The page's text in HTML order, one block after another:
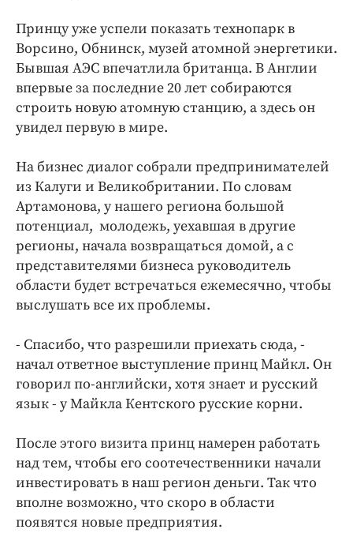
Работодатель года
Принцу уже успели показать технопарк в
Ворсино, Обнинск, музей атомной энергетики.
Бывшая АЭС впечатлила британца. В Англии
впервые за последние 20 лет собираются
строить новую атомную станцию, а здесь он
увидел первую в мире.
На бизнес диалог собрали предпринимателей
из Калуги и Великобритании. По словам
Артамонова, у нашего региона большой
потенциал, молодежь, уехавшая в другие
регионы, начала возвращаться домой, а с
представителями бизнеса руководитель
области будет встречаться ежемесячно, чтобы
выслушать все их проблемы.
- Спасибо, что разрешили приехать сюда, -
начал ответное выступление принц Майкл. Он
говорил по-английски, хотя знает и русский
язык - у Майкла Кентского русские корни.
После этого визита принц намерен работать
над тем, чтобы его соотечественники начали
инвестировать в наш регион деньги. Так что
вполне возможно, что скоро в области
появятся новые предприятия.